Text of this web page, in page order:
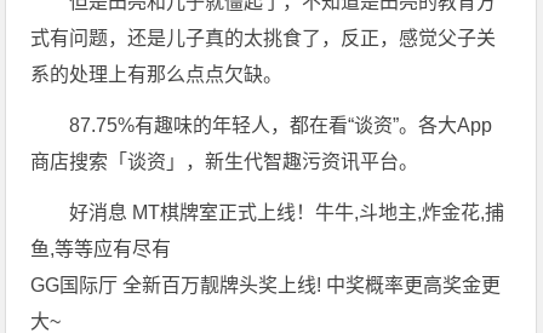
式有问题，还是儿子真的太挑食了，反正，感觉父子关
系的处理上有那么点点欠缺。
87.75%有趣味的年轻人，都在看“谈资”。各大App
商店搜索「谈资」，新生代智趣污资讯平台。
好消息 MT棋牌室正式上线！牛牛,斗地主,炸金花,捕
鱼,等等应有尽有
GG国际厅 全新百万靓牌头奖上线! 中奖概率更高奖金更
大~